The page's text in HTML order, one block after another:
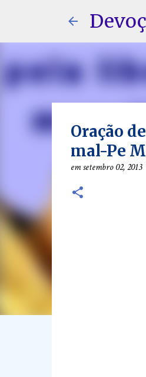
Oração
mal-Pe
emsetembro 02, 2013